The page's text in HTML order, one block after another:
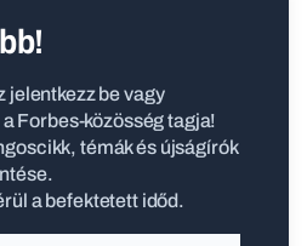
jelentkezz be vagy
Forbes-közösség tagja!
témák és újságírók
a befektetett időd.